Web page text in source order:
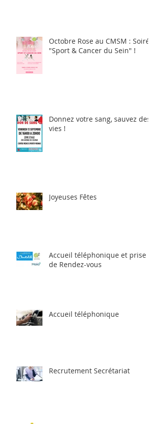
Octobre Rose au CMSM : Soirée
"Sport & Cancer du Sein" !
Donnez votre sang, sauvez des
vies !
Joyeuses Fêtes
Accueil téléphonique et prise
de Rendez-vous
Accueil téléphonique
Recrutement Secrétariat